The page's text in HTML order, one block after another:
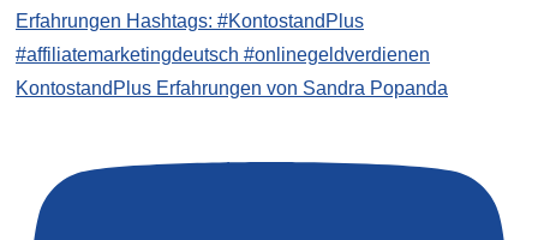
KontostandPlus Erfahrungen von Sandra Popanda